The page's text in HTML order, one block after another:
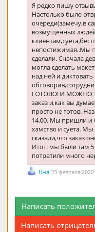
Я редко пишу
Настолько было
очереди(замечу,в
возмущенных
непостижимая..Мы
сделали. Сначала
могла сделать
над ней и
ГОТОВО! И МОЖНО
заказ и,как вы
просто не готов.
14.00. Мы пришли и
хамство и суета.
сказали,что заказ
Итог: мы были там 5
потратили много
Яна 25 февраля 2020
Написать
Написать